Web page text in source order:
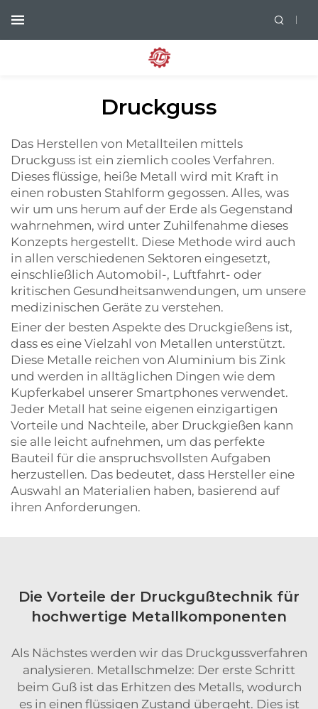
Druckguss
Das Herstellen von Metallteilen mittels
Druckguss ist ein ziemlich cooles Verfahren.
Dieses flüssige, heiße Metall wird mit Kraft in
einen robusten Stahlform gegossen. Alles, was
wir um uns herum auf der Erde als Gegenstand
wahrnehmen, wird unter Zuhilfenahme dieses
Konzepts hergestellt. Diese Methode wird auch
in allen verschiedenen Sektoren eingesetzt,
einschließlich Automobil-, Luftfahrt- oder
kritischen Gesundheitsanwendungen, um unsere
medizinischen Geräte zu verstehen.
Einer der besten Aspekte des Druckgießens ist,
dass es eine Vielzahl von Metallen unterstützt.
Diese Metalle reichen von Aluminium bis Zink
und werden in alltäglichen Dingen wie dem
Kupferkabel unserer Smartphones verwendet.
Jeder Metall hat seine eigenen einzigartigen
Vorteile und Nachteile, aber Druckgießen kann
sie alle leicht aufnehmen, um das perfekte
Bauteil für die anspruchsvollsten Aufgaben
herzustellen. Das bedeutet, dass Hersteller eine
Auswahl an Materialien haben, basierend auf
ihren Anforderungen.
Die Vorteile der Druckgußtechnik für
hochwertige Metallkomponenten
Als Nächstes werden wir das Druckgussverfahren
analysieren. Metallschmelze: Der erste Schritt
beim Guß ist das Erhitzen des Metalls, wodurch
es in einen flüssigen Zustand übergeht. Dies ist